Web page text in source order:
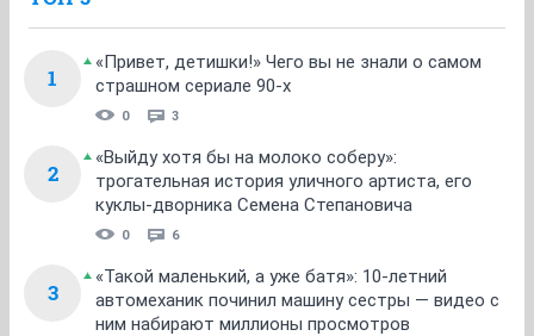
1
«Привет, детишки!» Чего вы не знали о самом
страшном сериале 90-х
0 3
2
«Выйду хотя бы на молоко соберу»:
трогательная история уличного артиста, его
куклы-дворника Семена Степановича
0 6
3
«Такой маленький, а уже батя»: 10-летний
автомеханик починил машину сестры — видео с
ним набирают миллионы просмотров